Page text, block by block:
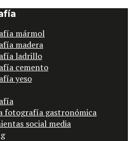
mármol
madera
ladrillo
cemento
yeso
fotografía gastronómica
social media